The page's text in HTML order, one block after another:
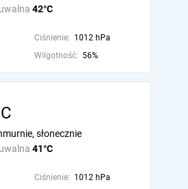
42°C
Ciśnienie: 1012 hPa
Wilgotność: 56%
41°C
słonecznie
Ciśnienie: 1012 hPa